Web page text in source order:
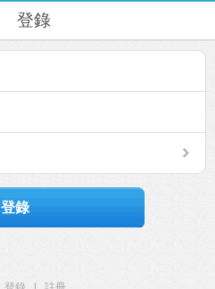
登錄
登錄